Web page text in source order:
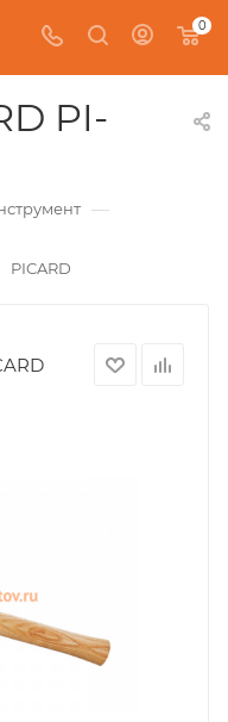
0
PI-
—
PICARD